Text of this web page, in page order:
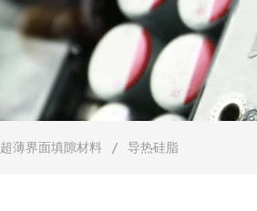
超薄界面填隙材料 导热硅脂